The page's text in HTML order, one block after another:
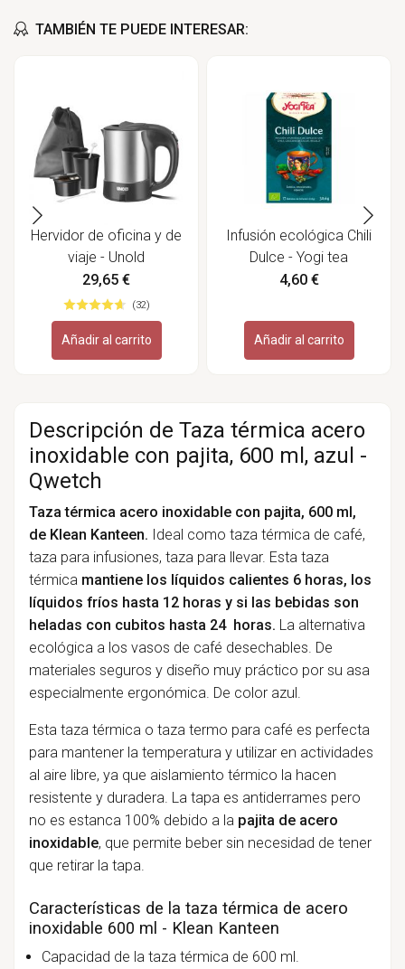
TAMBIÉN TE PUEDE INTERESAR:
Hervidor de oficina y de
viaje - Unold
29,65 €
(32)
Añadir al carrito
Infusión ecológica Chili
Dulce - Yogi tea
4,60 €
Añadir al carrito
Descripción de Taza térmica acero
inoxidable con pajita, 600 ml, azul -
Qwetch
Taza térmica acero inoxidable con pajita, 600 ml,
de Klean Kanteen. Ideal como taza térmica de café,
taza para infusiones, taza para llevar. Esta taza
térmica mantiene los líquidos calientes 6 horas, los
líquidos fríos hasta 12 horas y si las bebidas son
heladas con cubitos hasta 24 horas. La alternativa
ecológica a los vasos de café desechables. De
materiales seguros y diseño muy práctico por su asa
especialmente ergonómica. De color azul.
Esta taza térmica o taza termo para café es perfecta
para mantener la temperatura y utilizar en actividades
al aire libre, ya que aislamiento térmico la hacen
resistente y duradera. La tapa es antiderrames pero
no es estanca 100% debido a la pajita de acero
inoxidable, que permite beber sin necesidad de tener
que retirar la tapa.
Características de la taza térmica de acero
inoxidable 600 ml - Klean Kanteen
Capacidad de la taza térmica de 600 ml.